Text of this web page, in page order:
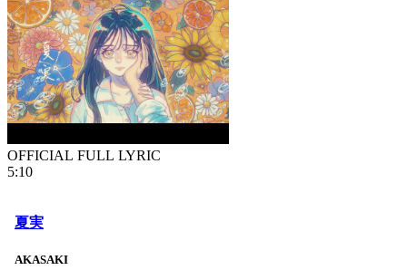
OFFICIAL FULL LYRIC
5:10
夏実
AKASAKI